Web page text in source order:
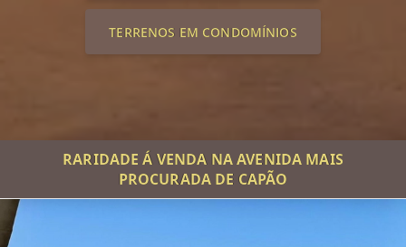
TERRENOS EM CONDOMÍNIOS
RARIDADE Á VENDA NA AVENIDA MAIS
PROCURADA DE CAPÃO